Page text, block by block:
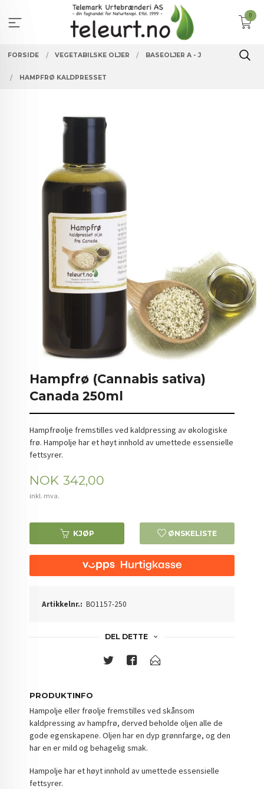
innholdet
0
FORSIDE VEGETABILSKE OLJER BASEOLJER A - J
HAMPFRØ KALDPRESSET
Hampfrø (Cannabis sativa)
Canada 250ml
Hampfrøolje fremstilles ved kaldpressing av økologiske
frø. Hampolje har et høyt innhold av umettede essensielle
fettsyrer.
Pris
NOK 342,00
inkl. mva.
KJØP ØNSKELISTE
Artikkelnr.: BO1157-250
DEL DETTE
PRODUKTINFO
Hampolje eller frøolje fremstilles ved skånsom
kaldpressing av hampfrø, derved beholde oljen alle de
gode egenskapene. Oljen har en dyp grønnfarge, og den
har en er mild og behagelig smak.
Hampolje har et høyt innhold av umettede essensielle
fettsyrer.